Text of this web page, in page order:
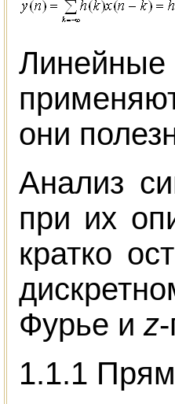
они
Анализ
при их
кратко
Фурье и z
1.1.1